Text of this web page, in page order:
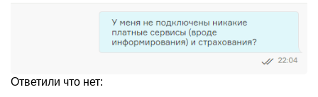
Ответили что нет: